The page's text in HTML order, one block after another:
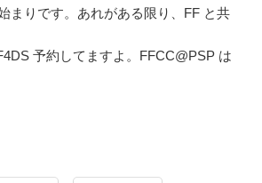
まりです。あれがある限り、FF と共
予約してますよ。FFCC@PSP は